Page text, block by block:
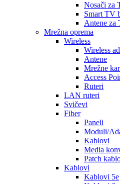
Nosači za
Smart TV
Antene za
Mrežna oprema
Wireless
Wireless
Antene
Mrežne
Access
Ruteri
LAN ruteri
Svičevi
Fiber
Paneli
Moduli/
Kablovi
Media
Patch
Kablovi
Kablovi 5e